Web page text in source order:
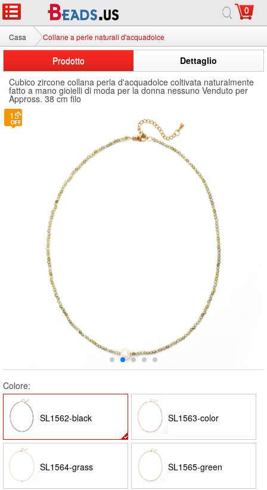
0
Casa Collane a perle naturali d'acquadolce
Prodotto
Dettaglio
Cubico zircone collana perla d'acquadolce coltivata naturalmente
fatto a mano gioielli di moda per la donna nessuno Venduto per
Appross. 38 cm filo
15
Colore:
SL1562-black SL1563-color
SL1564-grass SL1565-green